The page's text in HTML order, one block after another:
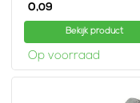
0,09
Bekijk product
Op voorraad